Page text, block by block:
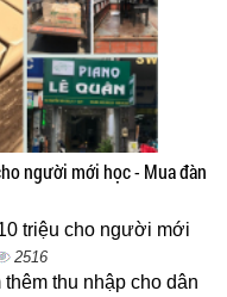
người mới học - Mua đàn
triệu cho người mới
2516
thu nhập cho dân